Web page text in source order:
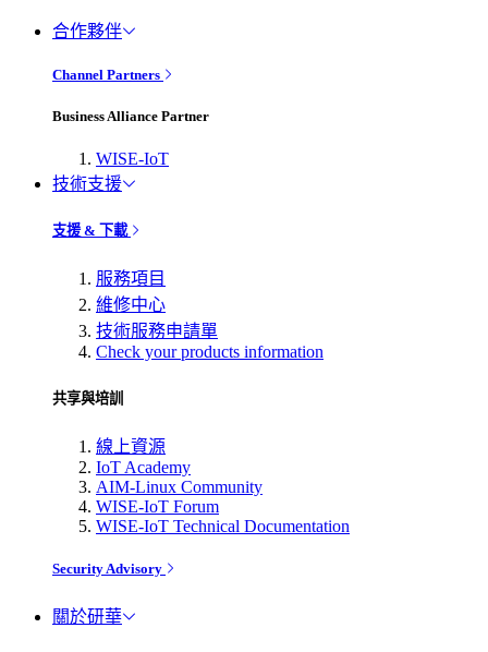
合作夥伴
Channel Partners
Business Alliance Partner
WISE-IoT
技術支援
支援 & 下載
服務項目
維修中心
技術服務申請單
Check your products information
共享與培訓
線上資源
IoT Academy
AIM-Linux Community
WISE-IoT Forum
WISE-IoT Technical Documentation
Security Advisory
關於研華